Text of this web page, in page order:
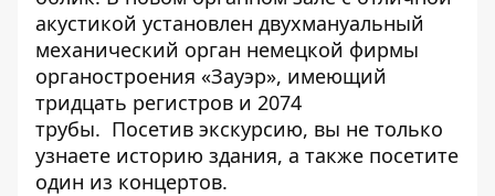
акустикой установлен двухмануальный
механический орган немецкой фирмы
органостроения «Зауэр», имеющий
тридцать регистров и 2074
трубы. Посетив экскурсию, вы не только
узнаете историю здания, а также посетите
один из концертов.